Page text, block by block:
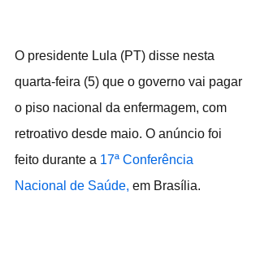
O presidente Lula (PT) disse nesta
quarta-feira (5) que o governo vai pagar
o piso nacional da enfermagem, com
retroativo desde maio. O anúncio foi
feito durante a 17ª Conferência
Nacional de Saúde, em Brasília.